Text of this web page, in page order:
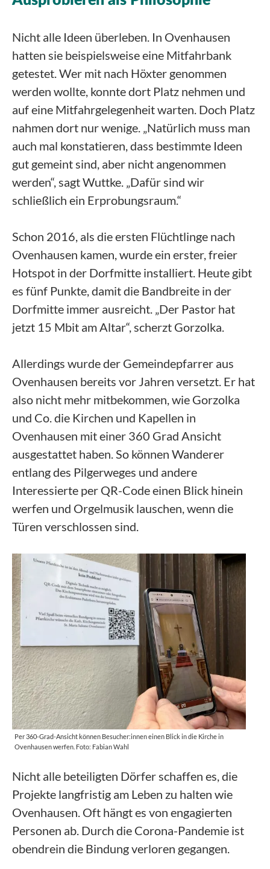
Nicht alle Ideen überleben. In Ovenhausen
hatten sie beispielsweise eine Mitfahrbank
getestet. Wer mit nach Höxter genommen
werden wollte, konnte dort Platz nehmen und
auf eine Mitfahrgelegenheit warten. Doch Platz
nahmen dort nur wenige. „Natürlich muss man
auch mal konstatieren, dass bestimmte Ideen
gut gemeint sind, aber nicht angenommen
werden“, sagt Wuttke. „Dafür sind wir
schließlich ein Erprobungsraum.“
Schon 2016, als die ersten Flüchtlinge nach
Ovenhausen kamen, wurde ein erster, freier
Hotspot in der Dorfmitte installiert. Heute gibt
es fünf Punkte, damit die Bandbreite in der
Dorfmitte immer ausreicht. „Der Pastor hat
jetzt 15 Mbit am Altar“, scherzt Gorzolka.
Allerdings wurde der Gemeindepfarrer aus
Ovenhausen bereits vor Jahren versetzt. Er hat
also nicht mehr mitbekommen, wie Gorzolka
und Co. die Kirchen und Kapellen in
Ovenhausen mit einer 360 Grad Ansicht
ausgestattet haben. So können Wanderer
entlang des Pilgerweges und andere
Interessierte per QR-Code einen Blick hinein
werfen und Orgelmusik lauschen, wenn die
Türen verschlossen sind.
Per 360-Grad-Ansicht können Besucher:innen einen Blick in die Kirche in
Ovenhausen werfen. Foto: Fabian Wahl
Nicht alle beteiligten Dörfer schaffen es, die
Projekte langfristig am Leben zu halten wie
Ovenhausen. Oft hängt es von engagierten
Personen ab. Durch die Corona-Pandemie ist
obendrein die Bindung verloren gegangen.